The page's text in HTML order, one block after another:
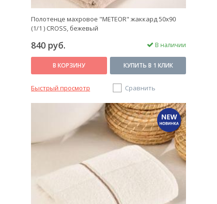
Полотенце махровое "METEOR" жаккард 50х90
(1/1 ) CROSS, бежевый
840 руб. В наличии
В КОРЗИНУ КУПИТЬ В 1 КЛИК
Быстрый просмотр Сравнить